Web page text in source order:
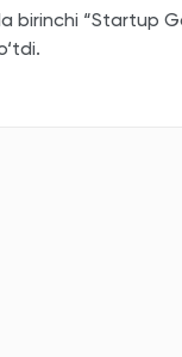
birinchi “Startup